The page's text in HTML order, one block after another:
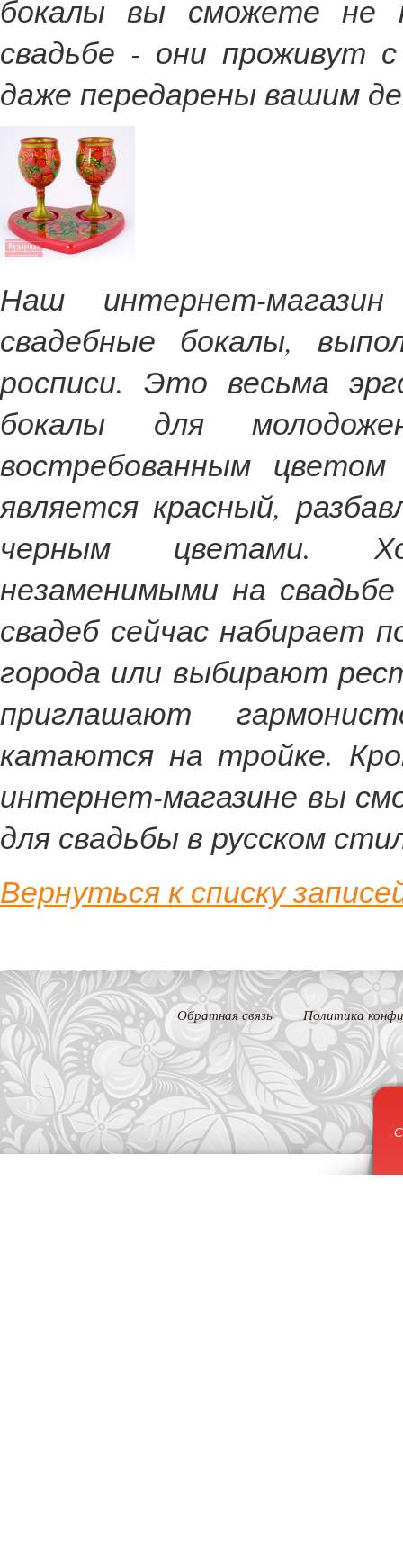
бокалы вы сможете не
свадьбе - они проживут
даже передарены вашим
Наш интернет-
свадебные бокалы,
росписи. Это весьма
бокалы для
востребованным цветом
является красный,
черным цветами.
незаменимыми на свадьбе
свадеб сейчас набирает
города или выбирают
приглашают
катаются на тройке.
интернет-магазине вы
для свадьбы в русском
Вернуться к списку
Обратная связь Политика